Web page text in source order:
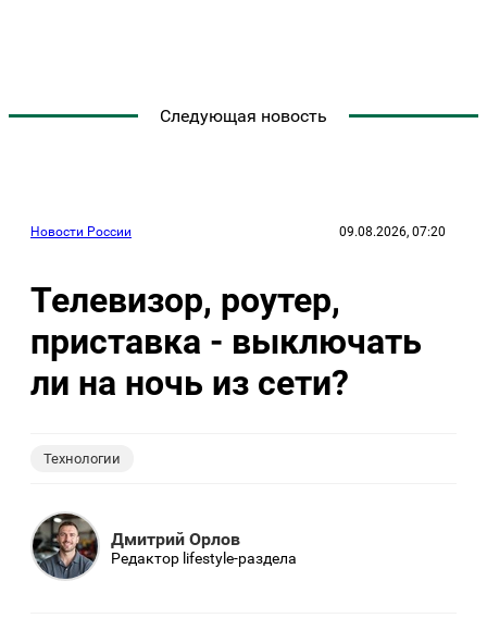
Следующая новость
Новости России 09.08.2026, 07:20
Телевизор, роутер,
приставка - выключать
ли на ночь из сети?
Технологии
Дмитрий Орлов
Редактор lifestyle-раздела